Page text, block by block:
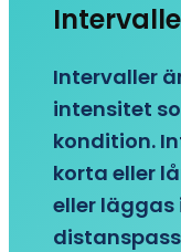
Intervaller
intensitet
kondition.
korta eller
eller läggas